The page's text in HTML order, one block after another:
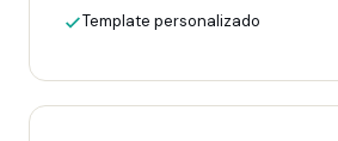
Template personalizado